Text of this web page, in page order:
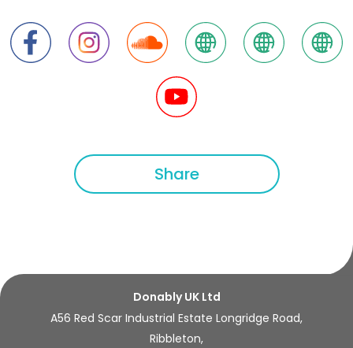
Share
Donably UK Ltd
A56 Red Scar Industrial Estate Longridge Road,
Ribbleton,